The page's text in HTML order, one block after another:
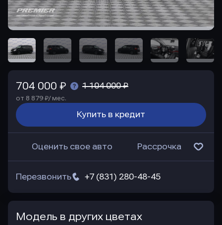
704 000 ₽ 1 104 000 ₽
от 8 879 ₽/ мес.
Купить в кредит
Оценить свое авто Рассрочка
+7 (831) 280-48-45
Перезвонить
Модель в других цветах